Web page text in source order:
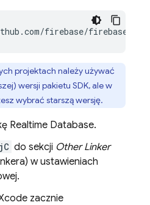
firebase/firebase-
projektach należy używać
wersji pakietu SDK, ale w
wybrać starszą wersję.
Realtime Database.
do sekcji Other Linker
w ustawieniach
zacznie